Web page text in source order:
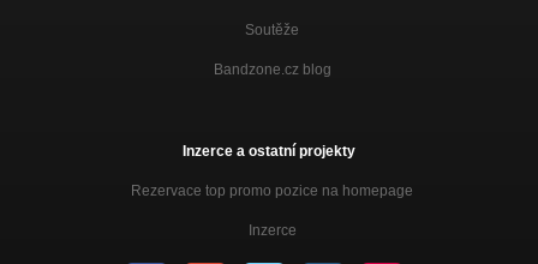
Soutěže
Bandzone.cz blog
Inzerce a ostatní projekty
Rezervace top promo pozice na homepage
Inzerce